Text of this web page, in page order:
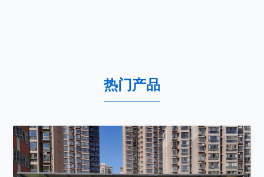
热门产品